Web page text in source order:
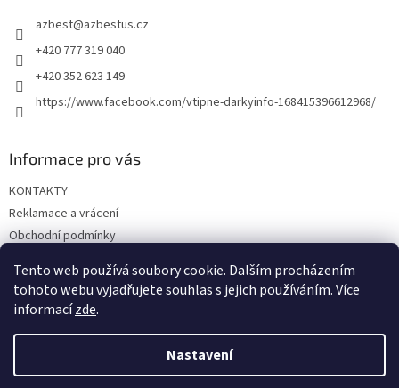
Tento web používá soubory cookie. Dalším procházením
tohoto webu vyjadřujete souhlas s jejich používáním. Více
informacízde.
Nastavení
azbest@azbestus.cz
+420 777 319 040
+420 352 623 149
https://www.facebook.com/vtipne-darkyinfo-168415396612968/
Informace pro vás
KONTAKTY
Reklamace a vrácení
Obchodní podmínky
Doprava a platba
Vytvořil Shoptet